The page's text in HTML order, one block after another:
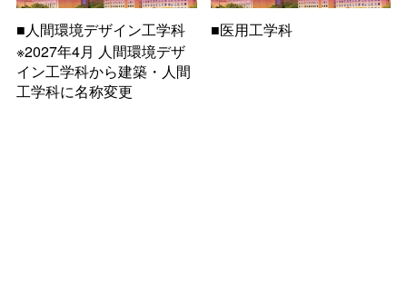
■人間環境デザイン工学科
※2027年4月 人間環境デザ
イン工学科から建築・人間
工学科に名称変更
■医用工学科